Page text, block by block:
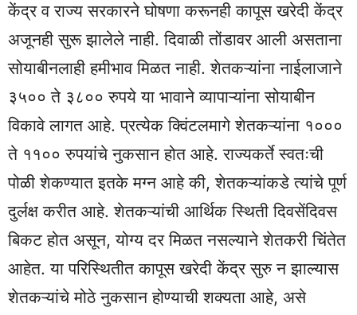
केंद्र व राज्य सरकारने घोषणा करूनही कापूस खरेदी केंद्र
अजूनही सुरू झालेले नाही. दिवाळी तोंडावर आली असताना
सोयाबीनलाही हमीभाव मिळत नाही. शेतकऱ्यांना नाईलाजाने
३५०० ते ३८०० रुपये या भावाने व्यापाऱ्यांना सोयाबीन
विकावे लागत आहे. प्रत्येक क्विंटलमागे शेतकऱ्यांना १०००
ते ११०० रुपयांचे नुकसान होत आहे. राज्यकर्ते स्वतःची
पोळी शेकण्यात इतके मग्न आहे की, शेतकऱ्यांकडे त्यांचे पूर्ण
दुर्लक्ष करीत आहे. शेतकऱ्यांची आर्थिक स्थिती दिवसेंदिवस
बिकट होत असून, योग्य दर मिळत नसल्याने शेतकरी चिंतेत
आहेत. या परिस्थितीत कापूस खरेदी केंद्र सुरु न झाल्यास
शेतकऱ्यांचे मोठे नुकसान होण्याची शक्यता आहे, असे